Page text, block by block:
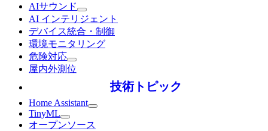
AIサウンド
AI インテリジェント
デバイス統合・制御
環境モニタリング
危険対応
屋内外測位
技術トピック
Home Assistant
TinyML
オープンソース